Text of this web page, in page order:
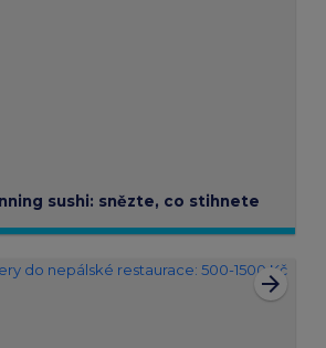
sushi: snězte, co stihnete
arrow_forward